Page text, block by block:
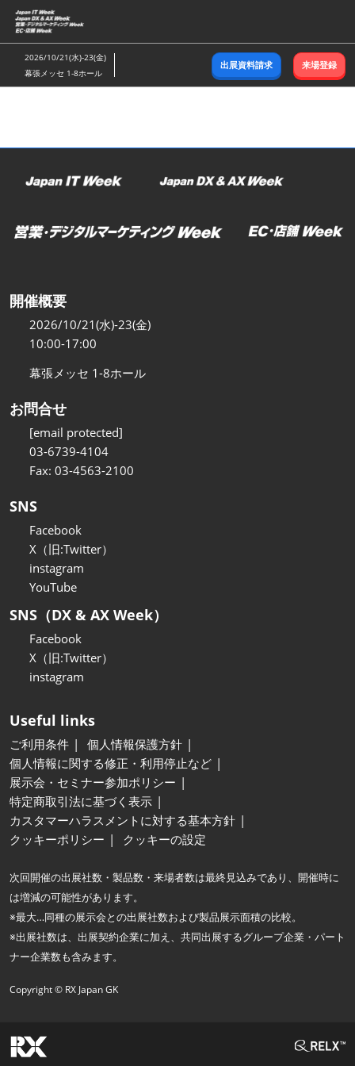
ス
キ
ッ
し
む
2026/10/21(水)-23(金)
幕張メッセ 1-8ホール
出展資料請求 来場登録
開催概要
2026/10/21(水)-23(金)
10:00-17:00
幕張メッセ 1-8ホール
お問合せ
[email protected]
03-6739-4104
Fax: 03-4563-2100
SNS
Facebook
X（旧:Twitter）
instagram
YouTube
SNS（DX & AX Week）
Facebook
X（旧:Twitter）
instagram
Useful links
ご利用条件
個人情報保護方針
個人情報に関する修正・利用停止など
展示会・セミナー参加ポリシー
特定商取引法に基づく表示
カスタマーハラスメントに対する基本方針
クッキーポリシー
クッキーの設定
次回開催の出展社数・製品数・来場者数は最終見込みであり、開催時に
は増減の可能性があります。
※最大…同種の展示会との出展社数および製品展示面積の比較。
※出展社数は、出展契約企業に加え、共同出展するグループ企業・パート
ナー企業数も含みます。
Copyright © RX Japan GK